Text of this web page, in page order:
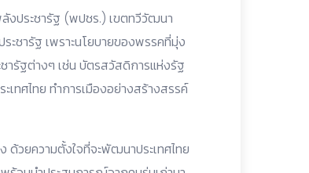
ประชารัฐ (พปชร.) เขตทวีวัฒนา
ชารัฐ เพราะนโยบายของพรรคที่มุ่ง
ารัฐต่างๆ เช่น บัตรสวัสดิการแห่งรัฐ
ทศไทย ทำการเมืองอย่างสร้างสรรค์
ด้วยความตั้งใจที่จะพัฒนาประเทศไทย